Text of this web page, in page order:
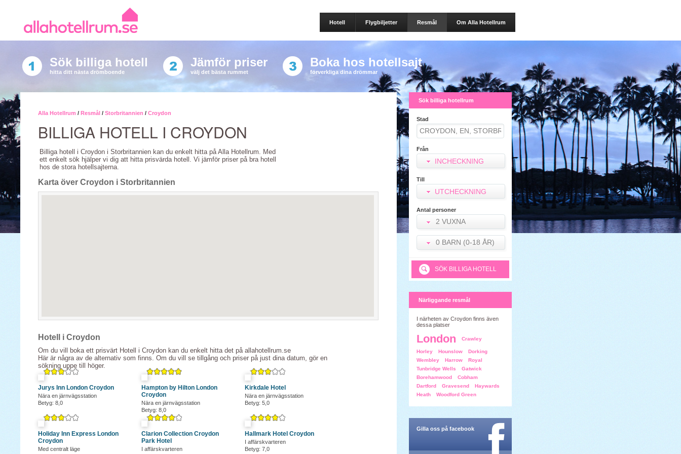
Hotell Flygbiljetter Resmål Om Alla Hotellrum
Sök billiga hotell
hitta ditt nästa drömboende
Jämför priser
välj det bästa rummet
Boka hos hotellsajt
förverkliga dina drömmar
Alla Hotellrum / Resmål / Storbritannien / Croydon
BILLIGA HOTELL I CROYDON
Billiga hotell i Croydon i Storbritannien kan du enkelt hitta på Alla Hotellrum. Med
ett enkelt sök hjälper vi dig att hitta prisvärda hotell. Vi jämför priser på bra hotell
hos de stora hotellsajterna.
Karta över Croydon i Storbritannien
Hotell i Croydon
Om du vill boka ett prisvärt Hotell i Croydon kan du enkelt hitta det på allahotellrum.se
Här är några av de alternativ som finns. Om du vill se tillgång och priser på just dina datum, gör en
sökning uppe till höger.
Jurys Inn London Croydon
Nära en järnvägsstation
Betyg: 8,0
Hampton by Hilton London
Croydon
Nära en järnvägsstation
Betyg: 8,0
Kirkdale Hotel
Nära en järnvägsstation
Betyg: 5,0
Holiday Inn Express London
Croydon
Med centralt läge
Clarion Collection Croydon
Park Hotel
I affärskvarteren
Hallmark Hotel Croydon
I affärskvarteren
Betyg: 7,0
Sök billiga hotellrum
Stad
Från
INCHECKNING
Till
UTCHECKNING
Antal personer
2 VUXNA
0 BARN (0-18 ÅR)
SÖK BILLIGA HOTELL
Närliggande resmål
I närheten av Croydon finns även
dessa platser
London Crawley
Horley Hounslow
Dorking
Wembley
Harrow
Royal
Tunbridge Wells
Gatwick
Borehamwood
Cobham
Dartford
Gravesend
Haywards
Heath
Woodford Green
Gilla oss på facebook